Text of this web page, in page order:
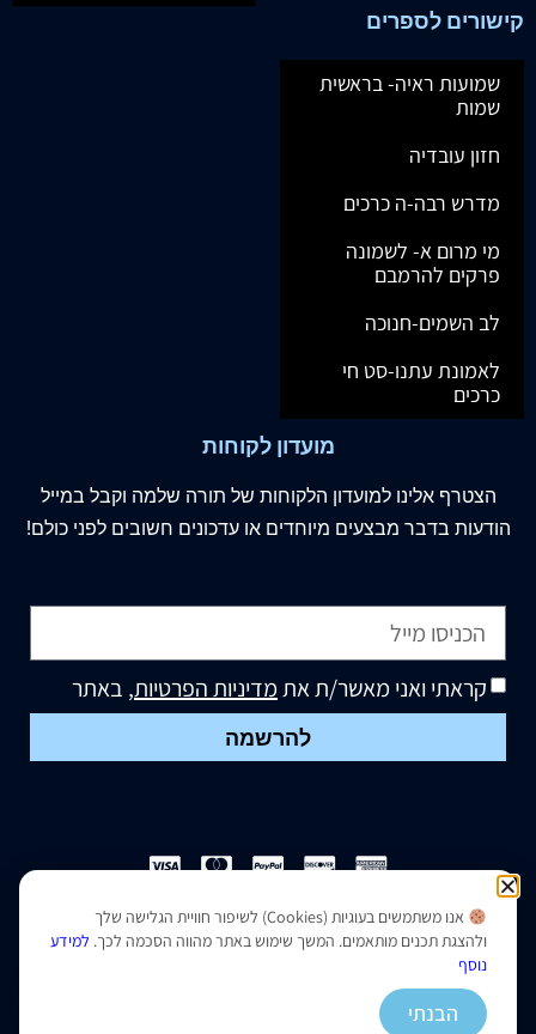
קישורים לספרים
שמועות ראיה- בראשית
שמות
חזון עובדיה
מדרש רבה-ה כרכים
מי מרום א- לשמונה
פרקים להרמבם
לב השמים-חנוכה
לאמונת עתנו-סט חי
כרכים
מועדון לקוחות
הצטרף אלינו למועדון הלקוחות של תורה שלמה וקבל במייל
הודעות בדבר מבצעים מיוחדים או עדכונים חשובים לפני כולם!
קראתי ואני מאשר/ת אתמדיניות הפרטיות, באתר
להרשמה
הצהרת נגישות|מדיניות פרטיות
נבנה ועוצב על ידי –
אנו משתמשים בעוגיות (Cookies) לשיפור חוויית הגלישה שלך
ולהצגת תכנים מותאמים. המשך שימוש באתר מהווה הסכמה לכך. למידע
נוסף
הבנתי